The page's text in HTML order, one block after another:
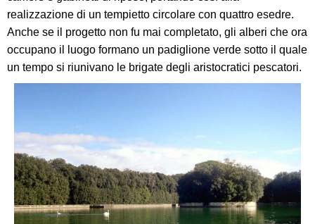
realizzazione di un tempietto circolare con quattro esedre.
Anche se il progetto non fu mai completato, gli alberi che ora
occupano il luogo formano un padiglione verde sotto il quale
un tempo si riunivano le brigate degli aristocratici pescatori.